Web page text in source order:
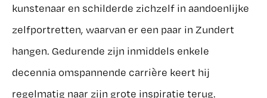
kunstenaar en schilderde zichzelf in aandoenlijke
zelfportretten, waarvan er een paar in Zundert
hangen. Gedurende zijn inmiddels enkele
decennia omspannende carrière keert hij
regelmatig naar zijn grote inspiratie terug.